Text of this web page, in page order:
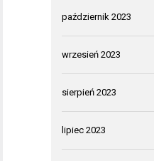
październik 2023
wrzesień 2023
sierpień 2023
lipiec 2023